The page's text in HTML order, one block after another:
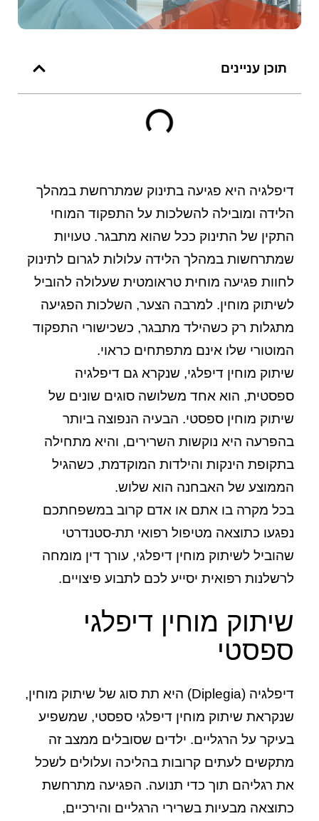
תוכן עניינים
דיפלגיה היא פגיעה בתינוק שמתרחשת במהלך
הלידה ומובילה להשלכות על התפקוד המוחי
התקין של התינוק ככל שהוא מתבגר. טעויות
שמתרחשות במהלך הלידה עלולות לגרום לתינוק
לחוות פגיעה מוחית טראומטית שעלולה להוביל
לשיתוק מוחין. למרבה הצער, השלכות הפגיעה
מתגלות רק כשהילד מתבגר, כשכישורי התפקוד
המוטורי שלו אינם מתפתחים כראוי.
שיתוק מוחין דיפלגי, שנקרא גם דיפלגיה
ספסטית, הוא אחד משלושה סוגים שונים של
שיתוק מוחין ספסטי. הבעיה הנפוצה ביותר
בהפרעה היא נוקשות השרירים, והיא מתחילה
בתקופת הינקות והילדות המוקדמת, כשהגיל
הממוצע של האבחנה הוא שלוש.
בכל מקרה בו אתם או אדם קרוב במשפחתכם
נפגעו כתוצאה מטיפול רפואי תת-סטנדרטי
שהוביל לשיתוק מוחין דיפלגי, עורך דין מומחה
לרשלנות רפואית יסייע לכם לתבוע פיצויים.
שיתוק מוחין דיפלגי
ספסטי
דיפלגיה (Diplegia) היא תת סוג של שיתוק מוחין,
שנקראת שיתוק מוחין דיפלגי ספסטי, שמשפיע
בעיקר על הרגליים. ילדים שסובלים ממצב זה
מתקשים לעתים קרובות בהליכה ועלולים לשכל
את רגליהם תוך כדי תנועה. הפגיעה מתרחשת
כתוצאה מבעיות בשרירי הרגליים והירכיים,